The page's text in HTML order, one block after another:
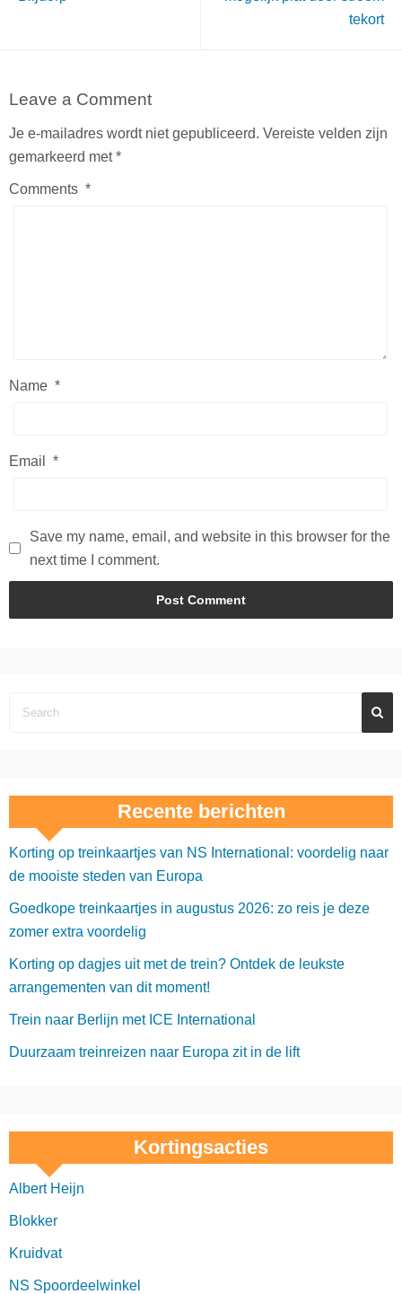
tekort
Leave a Comment
Je e-mailadres wordt niet gepubliceerd. Vereiste velden zijn
gemarkeerd met*
Comments *
Name *
Email *
Save my name, email, and website in this browser for the
next time I comment.
Recente berichten
Korting op treinkaartjes van NS International: voordelig naar
de mooiste steden van Europa
Goedkope treinkaartjes in augustus 2026: zo reis je deze
zomer extra voordelig
Korting op dagjes uit met de trein? Ontdek de leukste
arrangementen van dit moment!
Trein naar Berlijn met ICE International
Duurzaam treinreizen naar Europa zit in de lift
Kortingsacties
Albert Heijn
Blokker
Kruidvat
NS Spoordeelwinkel